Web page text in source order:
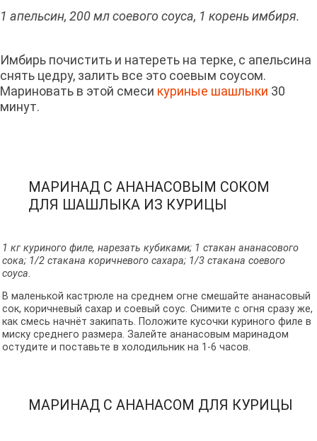
1 апельсин, 200 мл соевого соуса, 1 корень имбиря.
Имбирь почистить и натереть на терке, с апельсина
снять цедру, залить все это соевым соусом.
Мариновать в этой смеси куриные шашлыки 30
минут.
МАРИНАД С АНАНАСОВЫМ СОКОМ
ДЛЯ ШАШЛЫКА ИЗ КУРИЦЫ
1 кг куриного филе, нарезать кубиками; 1 стакан ананасового
сока; 1/2 стакана коричневого сахара; 1/3 стакана соевого
соуса.
В маленькой кастрюле на среднем огне смешайте ананасовый
сок, коричневый сахар и соевый соус. Снимите с огня сразу же,
как смесь начнёт закипать. Положите кусочки куриного филе в
миску среднего размера. Залейте ананасовым маринадом
остудите и поставьте в холодильник на 1-6 часов.
МАРИНАД С АНАНАСОМ ДЛЯ КУРИЦЫ